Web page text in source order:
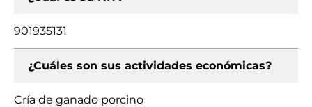
901935131
¿Cuáles son sus actividades económicas?
Cría de ganado porcino